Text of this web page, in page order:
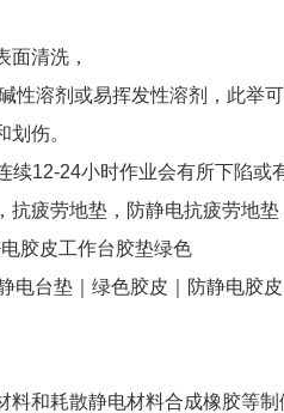
面清洗，
性溶剂或易挥发性溶剂，此举
伤。
续12-24小时作业会有所下陷或
抗疲劳地垫，防静电抗疲劳地
胶皮工作台胶垫绿色
电台垫｜绿色胶皮｜防静电胶
料和耗散静电材料合成橡胶等制